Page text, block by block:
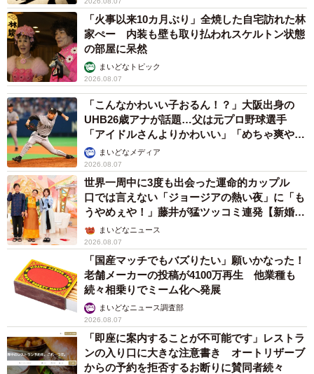
「火事以来10カ月ぶり」全焼した自宅訪れた林
家ぺー 内装も壁も取り払われスケルトン状態
の部屋に呆然
まいどなトピック
2026.08.07
「こんなかわいい子おるん！？」大阪出身の
UHB26歳アナが話題…父は元プロ野球選手
「アイドルさんよりかわいい」「めちゃ爽や
か」まいどなメディア
2026.08.07
世界一周中に3度も出会った運命的カップル
口では言えない「ジョージアの熱い夜」に「も
うやめぇや！」藤井が猛ツッコミ連発【新婚さ
ん】まいどなニュース
2026.08.07
「国産マッチでもバズりたい」願いかなった！
老舗メーカーの投稿が4100万再生 他業種も
続々相乗りでミーム化へ発展
まいどなニュース調査部
2026.08.07
「即座に案内することが不可能です」レストラ
ンの入り口に大きな注意書き オートリザーブ
からの予約を拒否するお断りに賛同者続々